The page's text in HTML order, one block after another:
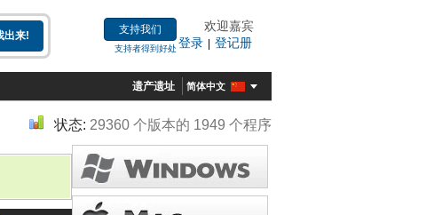
支持我们
支持者得到好处
欢迎嘉宾
登录 | 登记册
遗产遗址 简体中文
状态: 29360 个版本的 1949 个程序